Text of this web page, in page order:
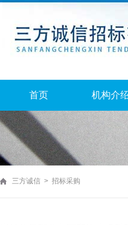
首页 机构介
三方诚信 > 招标采购